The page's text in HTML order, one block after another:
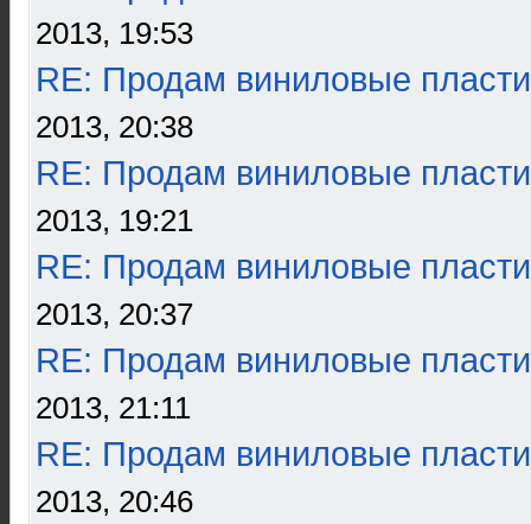
2013, 19:53
RE: Продам виниловые
2013, 20:38
RE: Продам виниловые
2013, 19:21
RE: Продам виниловые
2013, 20:37
RE: Продам виниловые
2013, 21:11
RE: Продам виниловые
2013, 20:46